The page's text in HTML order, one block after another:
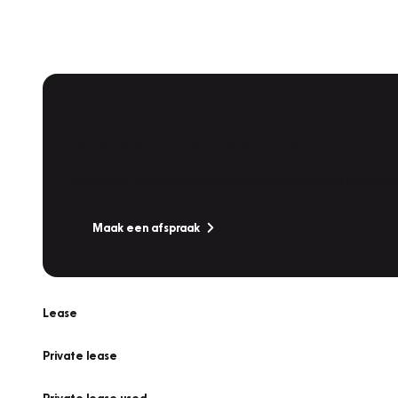
Maak een afspraak
Lease
Private lease